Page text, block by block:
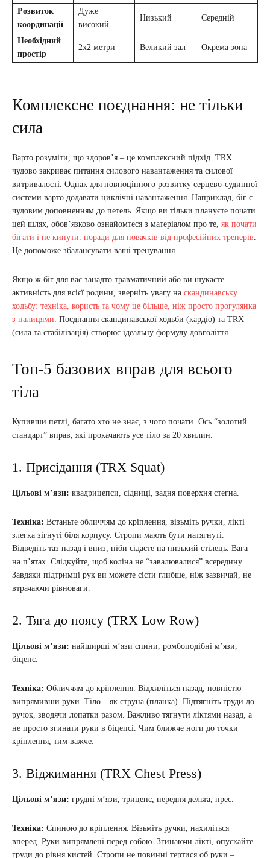
Розвиток
координації
Дуже
високий
Низький Середній
Необхідний
простір
2х2 метри Великий зал Окрема зона
Комплексне поєднання: не тільки
сила
Варто розуміти, що здоров’я – це комплексний підхід. TRX
чудово закриває питання силового навантаження та силової
витривалості. Однак для повноцінного розвитку серцево-судинної
системи варто додавати циклічні навантаження. Наприклад, біг є
чудовим доповненням до петель. Якщо ви тільки плануєте почати
цей шлях, обов’язково ознайомтеся з матеріалом про те, як почати
бігати і не кинути: поради для новачків від професійних тренерів
Це допоможе збалансувати ваші тренування.
Якщо ж біг для вас занадто травматичний або ви шукаєте
активність для всієї родини, зверніть увагу на скандинавську
ходьбу: техніка, користь та чому це більше, ніж просто прогулянка
з палицями . Поєднання скандинавської ходьби (кардіо) та TRX
(сила та стабілізація) створює ідеальну формулу довголіття.
Топ-5 базових вправ для всього
тіла
Купивши петлі, багато хто не знає, з чого почати. Ось “золотий
стандарт” вправ, які прокачають усе тіло за 20 хвилин.
1. Присідання (TRX Squat)
Цільові м’язи: квадрицепси, сідниці, задня поверхня стегна.
Техніка: Встаньте обличчям до кріплення, візьміть ручки, лікті
злегка зігнуті біля корпусу. Стропи мають бути натягнуті.
Відведіть таз назад і вниз, ніби сідаєте на низький стілець. Вага
на п’ятах. Слідкуйте, щоб коліна не “завалювалися” всередину.
Завдяки підтримці рук ви можете сісти глибше, ніж зазвичай, не
втрачаючи рівноваги.
2. Тяга до поясу (TRX Low Row)
Цільові м’язи: найширші м’язи спини, ромбоподібні м’язи,
біцепс.
Техніка: Обличчям до кріплення. Відхиліться назад, повністю
випрямивши руки. Тіло – як струна (планка). Підтягніть груди до
ручок, зводячи лопатки разом. Важливо тягнути ліктями назад, а
не просто згинати руки в біцепсі. Чим ближче ноги до точки
кріплення, тим важче.
3. Віджимання (TRX Chest Press)
Цільові м’язи: грудні м’язи, трицепс, передня дельта, прес.
Техніка: Спиною до кріплення. Візьміть ручки, нахиліться
вперед. Руки випрямлені перед собою. Згинаючи лікті, опускайте
груди до рівня кистей. Стропи не повинні тертися об руки –